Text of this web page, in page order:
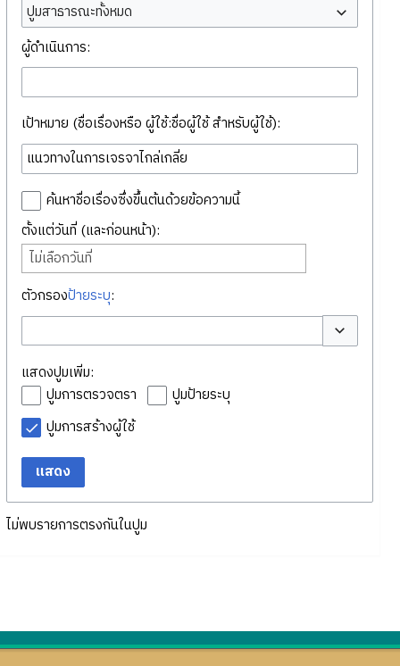
ปูมสาธารณะทั้งหมด
ผู้ดำเนินการ:
เป้าหมาย (ชื่อเรื่องหรือ ผู้ใช้:ชื่อผู้ใช้ สำหรับผู้ใช้):
ค้นหาชื่อเรื่องซึ่งขึ้นต้นด้วยข้อความนี้
ตั้งแต่วันที่ (และก่อนหน้า):
ไม่เลือกวันที่
ตัวกรองป้ายระบุ:
สลับตัวเลือก
แสดงปูมเพิ่ม:
ปูมการตรวจตรา
ปูมป้ายระบุ
ปูมการสร้างผู้ใช้
แสดง
ไม่พบรายการตรงกันในปูม